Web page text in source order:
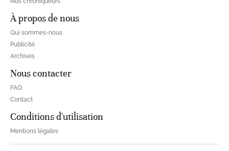
À propos de nous
Qui sommes-nous
Publicité
Archives
Nous contacter
FAQ
Contact
Conditions d'utilisation
Mentions légales